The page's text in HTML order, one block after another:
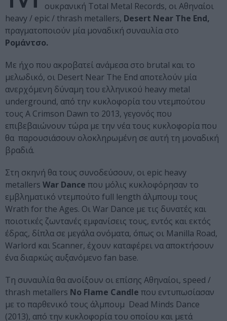
ουκρανική Total Metal Records, οι Αθηναίοι
heavy / epic / thrash metallers, Desert Near The End,
πραγματοποιούν μία μοναδική συναυλία στο
Ρομάντσο.
Με ήχο που ακροβατεί ανάμεσα στο brutal και το
μελωδικό, οι Desert Near The End αποτελούν μία
ανερχόμενη δύναμη του ελληνικού heavy metal
underground, από την κυκλοφορία του ντεμπούτου
τους A Crimson Dawn το 2013, γεγονός που
επιβεβαιώνουν τώρα με την νέα τους κυκλοφορία που
θα παρουσιάσουν ολοκληρωμένη σε αυτή τη μοναδική
βραδιά.
Στη σκηνή θα τους συνοδεύσουν, οι epic heavy
metallers War Dance που μόλις κυκλοφόρησαν το
εμβληματικό ντεμπούτο full length άλμπουμ τους
Wrath for the Ages. Οι War Dance με τις δυνατές και
ποιοτικές ζωντανές εμφανίσεις τους, εντός και εκτός
έδρας, δίπλα σε μεγάλα ονόματα, όπως οι Manilla Road,
Warlord και Scanner, έχουν καταφέρει να αποκτήσουν
ένα διαρκώς αυξανόμενο fan base.
Τη συναυλία θα ανοίξουν οι επίσης Αθηναίοι, speed /
thrash metallers No Flame Candle που εντυπωσίασαν
με το παρθενικό τους άλμπουμ Dead Minds Dance
(2013), από την κυκλοφορία του οποίου και μετά